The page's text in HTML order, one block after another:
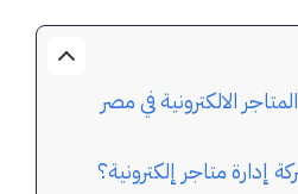
الالكترونية في مصر
إدارة متاجر إلكترونية؟